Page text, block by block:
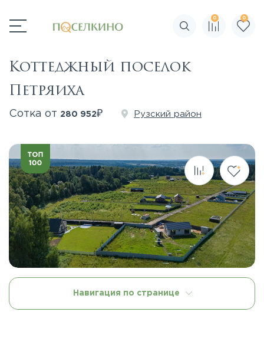
Поиск по сайту
0 0
Коттеджный поселок
Петряиха
Сотка от 280 952₽ Рузский район
Навигация по странице